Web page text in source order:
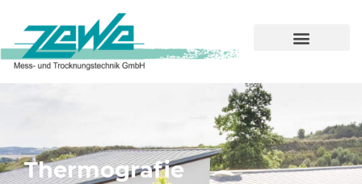
Thermografie